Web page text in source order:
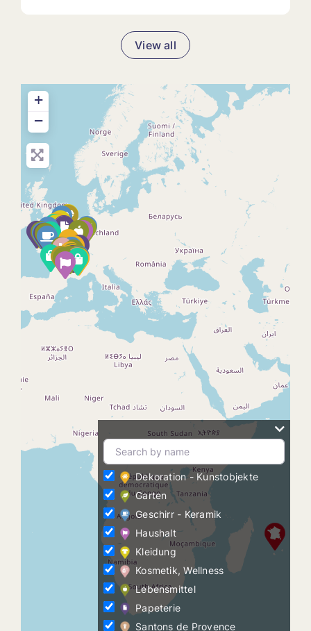
View all
+
−
Dekoration - Kunstobjekte
Garten
Geschirr - Keramik
Haushalt
Kleidung
Kosmetik, Wellness
Lebensmittel
Papeterie
Santons de Provence